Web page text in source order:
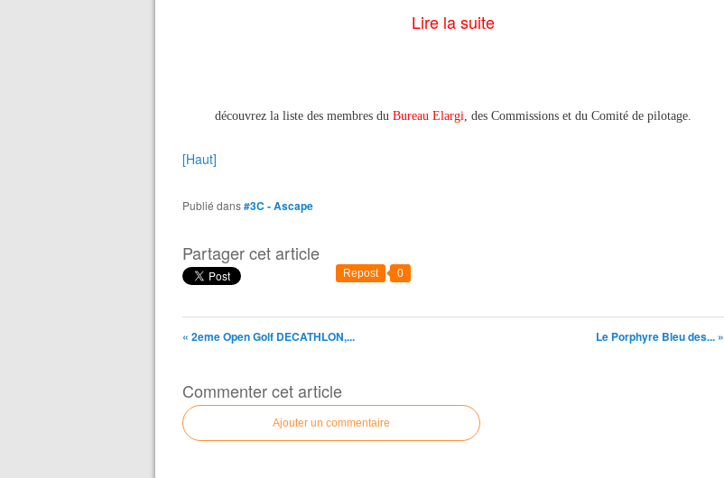
Lire la suite
découvrez la liste des membres du Bureau Elargi, des Commissions et du Comité de pilotage.
[Haut]
Publié dans#3C - Ascape
Partager cet article
Repost 0
« 2eme Open Golf DECATHLON,... Le Porphyre Bleu des... »
Commenter cet article
Ajouter un commentaire